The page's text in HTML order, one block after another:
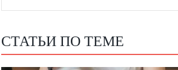
СТАТЬИ ПО ТЕМЕ